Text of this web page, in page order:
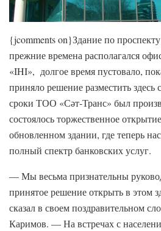
{jcomments on}Здание по
прежние времена располагался
«IHI», долгое время пустовало,
приняло решение разместить
сроки ТОО «Сәт-Транс» был
состоялось торжественное
обновленном здании, где теперь
полный спектр банковских услуг.
— Мы весьма признательны
принятое решение открыть в этом
сказал в своем поздравительном
Каримов. — На встречах с